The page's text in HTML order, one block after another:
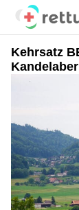
Kehrsatz